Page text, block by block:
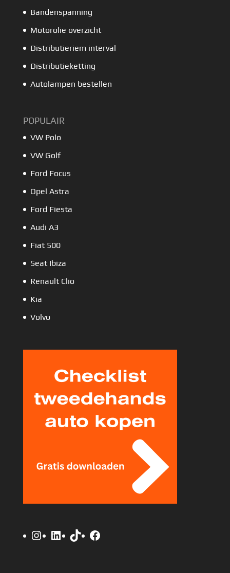
Bandenspanning
Motorolie overzicht
Distributieriem interval
Distributieketting
Autolampen bestellen
POPULAIR
VW Polo
VW Golf
Ford Focus
Opel Astra
Ford Fiesta
Audi A3
Fiat 500
Seat Ibiza
Renault Clio
Kia
Volvo
Instagram
LinkedIn
TikTokFacebook